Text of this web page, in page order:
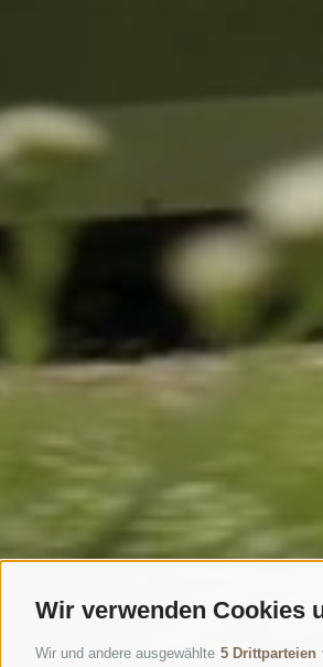
Wir verwenden Cookies
Wir und andere ausgewählte 5 Drittparteien